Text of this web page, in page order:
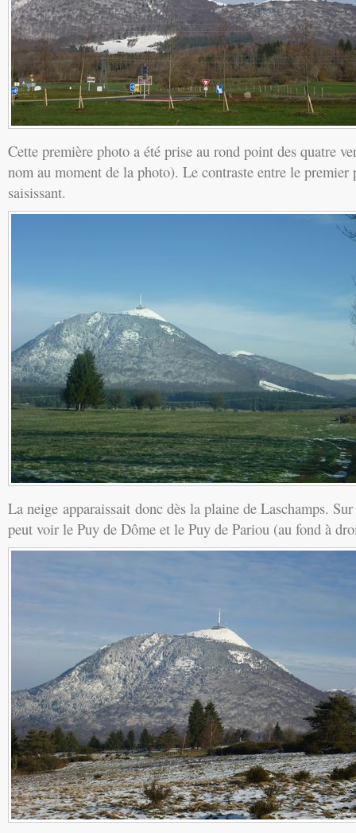
Cette première photo a été prise au rond point des quatre
nom au moment de la photo). Le contraste entre le premier
saisissant.
La neige apparaissait donc dès la plaine de Laschamps.
peut voir le Puy de Dôme et le Puy de Pariou (au fond à